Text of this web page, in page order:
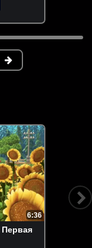
6:36